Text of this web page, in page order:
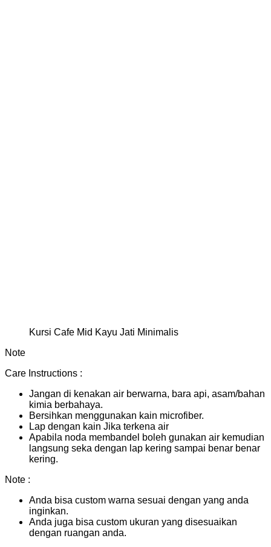
Kursi Cafe Mid Kayu Jati Minimalis
Note
Care Instructions :
Jangan di kenakan air berwarna, bara api, asam/bahan
kimia berbahaya.
Bersihkan menggunakan kain microfiber.
Lap dengan kain Jika terkena air
Apabila noda membandel boleh gunakan air kemudian
langsung seka dengan lap kering sampai benar benar
kering.
Note :
Anda bisa custom warna sesuai dengan yang anda
inginkan.
Anda juga bisa custom ukuran yang disesuaikan
dengan ruangan anda.